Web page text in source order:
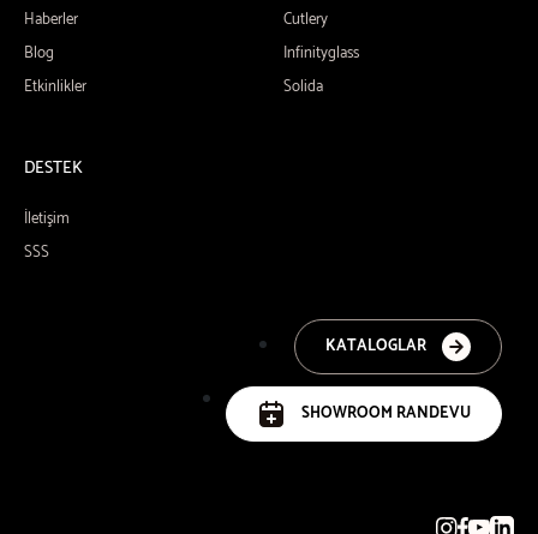
Haberler
Blog
Etkinlikler
Cutlery
Infinityglass
Solida
DESTEK
İletişim
SSS
KATALOGLAR
SHOWROOM RANDEVU